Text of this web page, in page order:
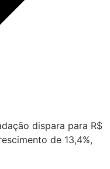
dispara para R$
de 13,4%,